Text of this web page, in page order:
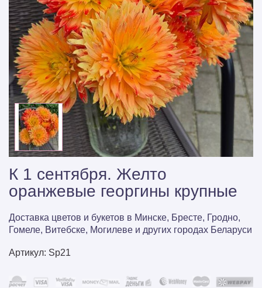
К 1 сентября. Желто
оранжевые георгины крупные
Доставка цветов и букетов в Минске, Бресте, Гродно,
Гомеле, Витебске, Могилеве и других городах Беларуси
Артикул: Sp21